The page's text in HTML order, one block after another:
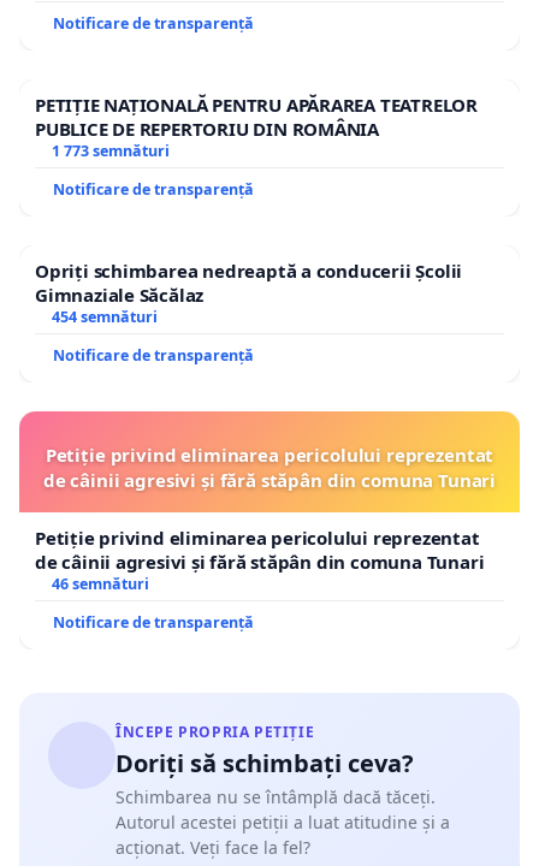
Notificare de transparență
PETIȚIE NAȚIONALĂ PENTRU APĂRAREA TEATRELOR
PUBLICE DE REPERTORIU DIN ROMÂNIA
1 773 semnături
Notificare de transparență
Opriți schimbarea nedreaptă a conducerii Școlii
Gimnaziale Săcălaz
454 semnături
Notificare de transparență
Petiție privind eliminarea pericolului reprezentat
de câinii agresivi și fără stăpân din comuna Tunari
Petiție privind eliminarea pericolului reprezentat
de câinii agresivi și fără stăpân din comuna Tunari
46 semnături
Notificare de transparență
ÎNCEPE PROPRIA PETIȚIE
Doriți să schimbați ceva?
Schimbarea nu se întâmplă dacă tăceți.
Autorul acestei petiții a luat atitudine și a
acționat. Veți face la fel?